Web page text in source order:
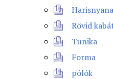
Rövid
Tunika
Forma
pólók